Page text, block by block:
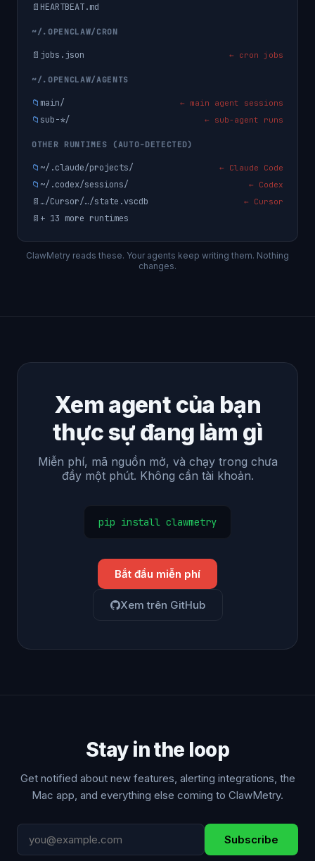
📄 HEARTBEAT.md
~/.OPENCLAW/CRON
📄 jobs.json ← cron jobs
~/.OPENCLAW/AGENTS
📁 main/ ← main agent sessions
📁 sub-*/ ← sub-agent runs
OTHER RUNTIMES (AUTO-DETECTED)
📁 ~/.claude/projects/ ← Claude Code
📁 ~/.codex/sessions/ ← Codex
📄 …/Cursor/…/state.vscdb ← Cursor
📄 + 13 more runtimes
ClawMetry reads these. Your agents keep writing them. Nothing
changes.
Xem agent của bạn
thực sự đang làm gì
Miễn phí, mã nguồn mở, và chạy trong chưa
đầy một phút. Không cần tài khoản.
pip install clawmetry
Bắt đầu miễn phí
Xem trên GitHub
Stay in the loop
Get notified about new features, alerting integrations, the
Mac app, and everything else coming to ClawMetry.
Subscribe